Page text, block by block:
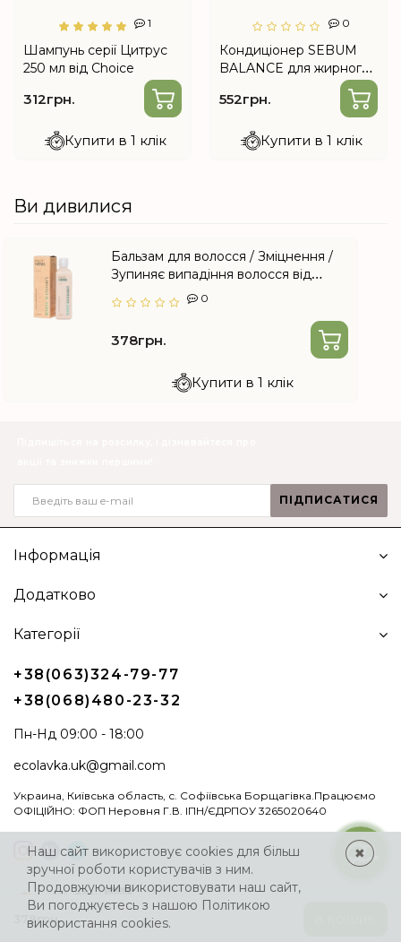
378грн.
1
Шампунь серії Цитрус
250 мл від Choice
312грн.
Купити в 1 клік
0
Кондиціонер SEBUM
BALANCE для жирного
Choice
552грн.
Купити в 1 клік
Ви дивилися
Бальзам для волосся / Зміцнення /
Зупиняє випадіння волосся від
0
378грн.
Купити в 1 клік
ПІДПИСАТИСЯ
Інформація
Додатково
Категорії
+38(063)324-79-77
+38(068)480-23-32
Пн-Нд 09:00 - 18:00
ecolavka.uk@gmail.com
Украина, Київська область, с. Софіївська Борщагівка.Працюємо
ОФІЦІЙНО: ФОП Неровня Г.В. ІПН/ЄДРПОУ 3265020640
Ecolavka © 2024
Наш сайт використовує cookies для більш
зручної роботи користувачів з ним.
Продовжуючи використовувати наш сайт,
Ви погоджуєтесь з нашою Політикою
використання cookies.
✖